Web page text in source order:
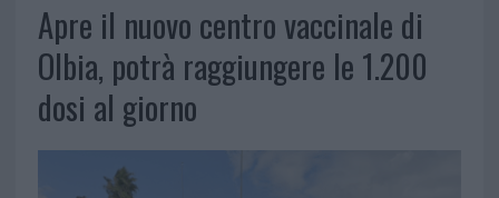
Apre il nuovo centro vaccinale di
Olbia, potrà raggiungere le 1.200
dosi al giorno